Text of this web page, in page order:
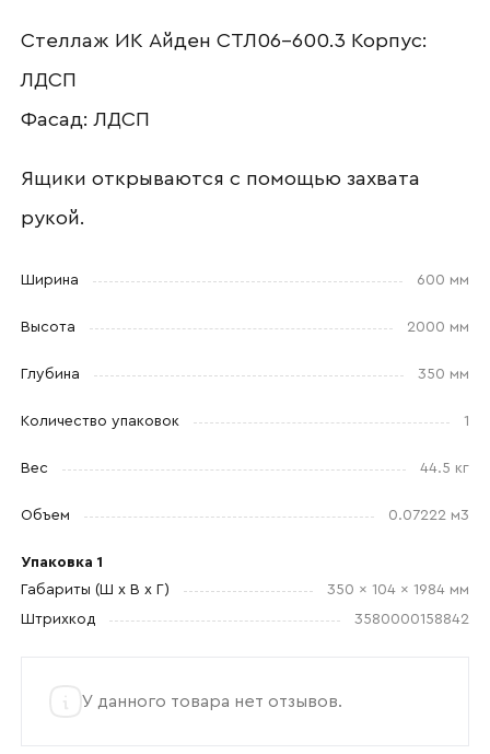
Стеллаж ИК Айден СТЛ06-600.3 Корпус:
ЛДСП
Фасад: ЛДСП
Ящики открываются с помощью захвата
рукой.
Ширина 600 мм
Высота 2000 мм
Глубина 350 мм
Количество упаковок 1
Вес 44.5 кг
Объем 0.07222 м3
Упаковка 1
Габариты (Ш x В x Г)
350 x 104 x 1984 мм
Штрихкод
3580000158842
У данного товара нет отзывов.
Номер телефона
Прикрепите логотип
и обработкой данных.